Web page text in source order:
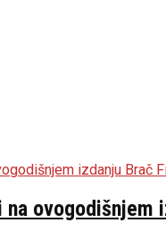
ovogodišnjem